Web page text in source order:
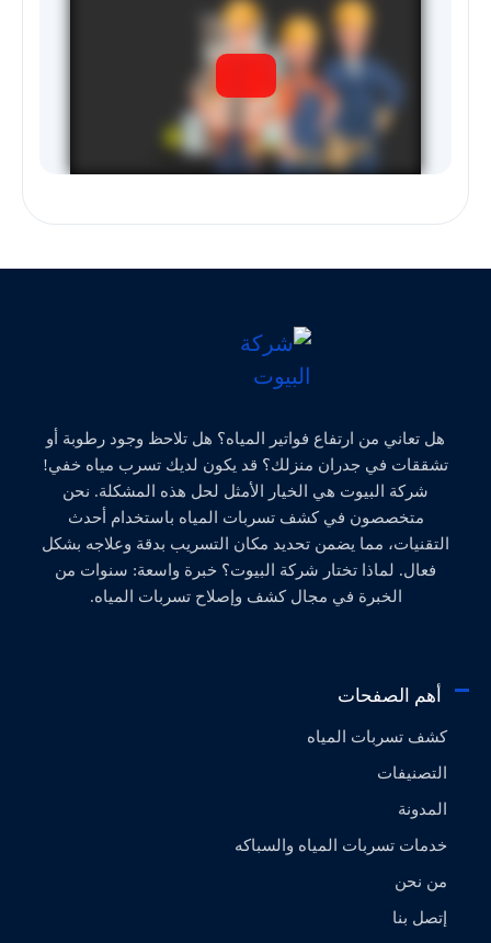
هل تعاني من ارتفاع فواتير المياه؟ هل تلاحظ وجود رطوبة أو
تشققات في جدران منزلك؟ قد يكون لديك تسرب مياه خفي!
شركة البيوت هي الخيار الأمثل لحل هذه المشكلة. نحن
متخصصون في كشف تسربات المياه باستخدام أحدث
التقنيات، مما يضمن تحديد مكان التسريب بدقة وعلاجه بشكل
فعال. لماذا تختار شركة البيوت؟ خبرة واسعة: سنوات من
الخبرة في مجال كشف وإصلاح تسربات المياه.
أهم الصفحات
كشف تسربات المياه
التصنيفات
المدونة
خدمات تسربات المياه والسباكه
من نحن
إتصل بنا